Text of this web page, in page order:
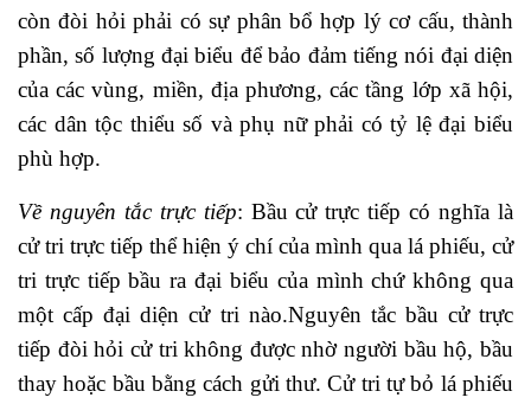
còn đòi hỏi phải có sự phân bổ hợp lý cơ cấu, thành
phần, số lượng đại biểu để bảo đảm tiếng nói đại diện
của các vùng, miền, địa phương, các tầng lớp xã hội,
các dân tộc thiểu số và phụ nữ phải có tỷ lệ đại biểu
phù hợp.
Về nguyên tắc trực tiếp: Bầu cử trực tiếp có nghĩa là
cử tri trực tiếp thể hiện ý chí của mình qua lá phiếu, cử
tri trực tiếp bầu ra đại biểu của mình chứ không qua
một cấp đại diện cử tri nào.Nguyên tắc bầu cử trực
tiếp đòi hỏi cử tri không được nhờ người bầu hộ, bầu
thay hoặc bầu bằng cách gửi thư. Cử tri tự bỏ lá phiếu